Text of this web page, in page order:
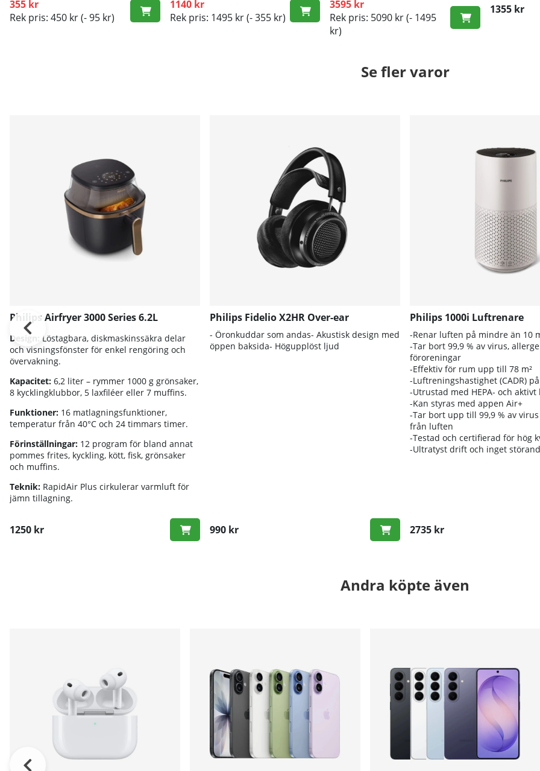
355 kr
Rek pris: 450 kr(- 95 kr)
1140 kr
Rek pris: 1495 kr(- 355 kr)
Mbps vid 5,3K/4K
3595 kr
Rek pris: 5090 kr(- 1495
kr)
1355 kr
Se fler varor
Philips Airfryer 3000 Series 6.2L
Design:
Löstagbara, diskmaskinssäkra delar
och visningsfönster för enkel rengöring och
övervakning.
Kapacitet: 6,2 liter – rymmer 1000 g grönsaker,
8 kycklingklubbor, 5 laxfiléer eller 7 muffins.
Funktioner: 16 matlagningsfunktioner,
temperatur från 40°C och 24 timmars timer.
Förinställningar: 12 program för bland annat
pommes frites, kyckling, kött, fisk, grönsaker
och muffins.
Teknik: RapidAir Plus cirkulerar varmluft för
jämn tillagning.
1250 kr
Philips Fidelio X2HR Over-ear
- Öronkuddar som andas- Akustisk design med
öppen baksida- Högupplöst ljud
990 kr
Philips 1000i Luftrenare
-Renar luften på mindre än 10
-Tar bort 99,9 % av virus,
föroreningar
-Effektiv för rum upp till 78 m²
-Luftreningshastighet (CADR)
-Utrustad med HEPA- och
-Kan styras med appen Air+
-Tar bort upp till 99,9 % av
från luften
-Testad och certifierad för hög
-Ultratyst drift och inget
2735 kr
Andra köpte även